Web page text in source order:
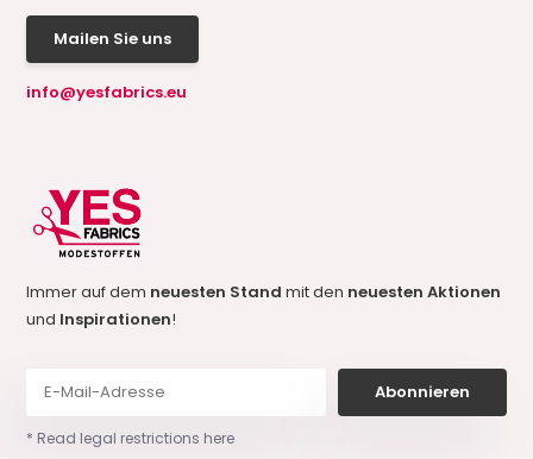
Mailen Sie uns
info@yesfabrics.eu
Immer auf dem neuesten Standmit den neuesten Aktionen
und Inspirationen!
Abonnieren
* Read legal restrictions here